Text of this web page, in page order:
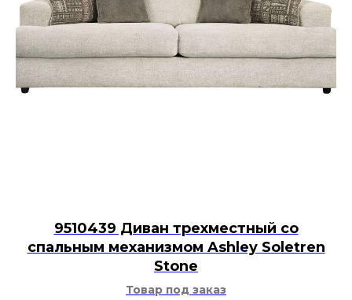
9510439 Диван трехместный со
спальным механизмом Ashley Soletren
Stone
Товар под заказ